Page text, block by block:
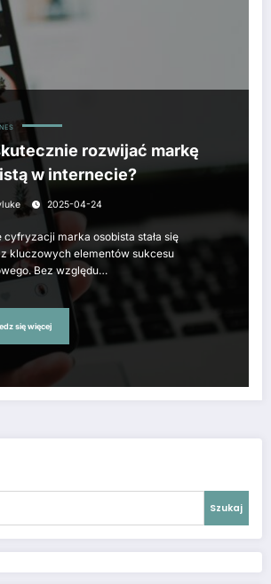
rozwijać markę
w internecie?
2025-04-24
cyfryzacji marka osobista stała się
kluczowych elementów sukcesu
Bez względu…
się więcej
Szukaj